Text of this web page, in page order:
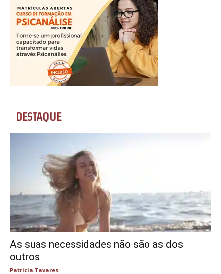
DESTAQUE
As suas necessidades não são as dos
outros
Patricia Tavares